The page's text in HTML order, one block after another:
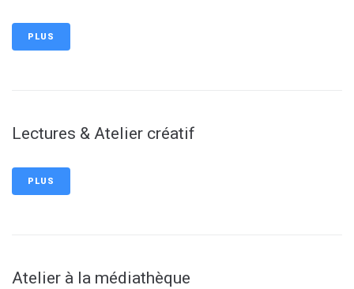
PLUS
Lectures & Atelier créatif
PLUS
Atelier à la médiathèque